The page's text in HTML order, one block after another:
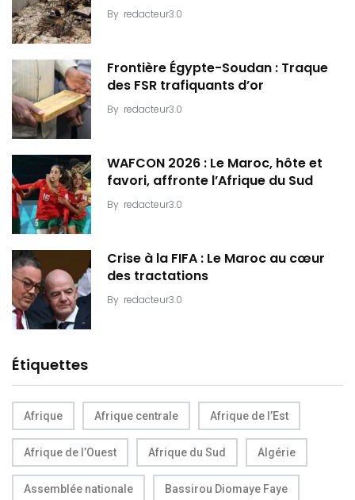
By redacteur3.0
Frontière Égypte-Soudan : Traque
des FSR trafiquants d’or
By redacteur3.0
WAFCON 2026 : Le Maroc, hôte et
favori, affronte l’Afrique du Sud
By redacteur3.0
Crise à la FIFA : Le Maroc au cœur
des tractations
By redacteur3.0
Étiquettes
Afrique Afrique centrale Afrique de l’Est
Afrique de l’Ouest Afrique du Sud Algérie
Assemblée nationale Bassirou Diomaye Faye